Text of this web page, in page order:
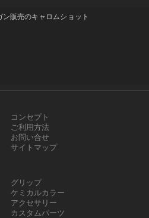
販売のキャロムショット
コンセプト
ご利用方法
お問い合せ
サイトマップ
グリップ
ケミカルカラー
アクセサリー
カスタムパーツ